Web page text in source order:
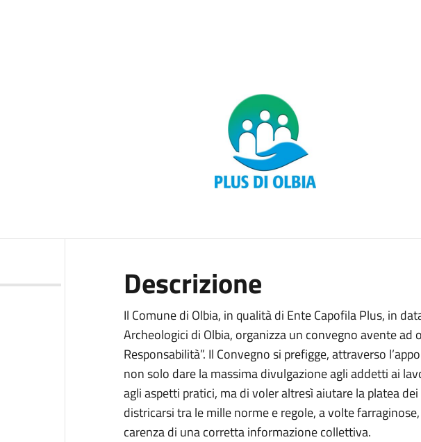
Descrizione
Il Comune di Olbia, in qualità di Ente Capofila Plus, in
Archeologici di Olbia, organizza un convegno avente ad
Responsabilità”. Il Convegno si prefigge, attraverso
non solo dare la massima divulgazione agli addetti ai
agli aspetti pratici, ma di voler altresì aiutare la platea
districarsi tra le mille norme e regole, a volte
carenza di una corretta informazione collettiva.